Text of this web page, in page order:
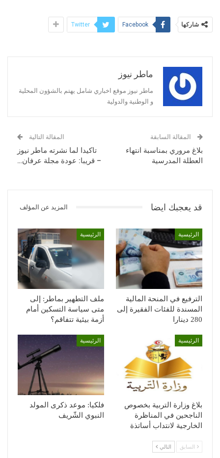
شاركها Facebook
Twitter
ماطر نيوز
ماطر نيوز موقع اخباري شامل يهتم بالشؤون المحلية
و الوطنية والدولية
المقالة السابقة
بلاغ مروري بمناسبة انتهاء
العطلة المدرسية
المقالة التالية
تاكيدا لما نشرته ماطر نيوز
– قريبا: عودة مجلة عرفان…
قد يعجبك ايضا المزيد عن المؤلف
الرئيسية
الترفيع في المنحة المالية
المسندة للفئات الفقيرة إلى
280 دينارا
الرئيسية
ملف التطهير بماطر: إلى
متى سياسة التسكين أمام
أزمة بيئية تتفاقم؟
الرئيسية
بلاغ وزارة التربية بخصوص
الناجحين في المناظرة
الخارجية لانتداب أساتذة
الرئيسية
فلكيا: موعد ذكرى المولد
النبوي الشّريف
السابق التالي